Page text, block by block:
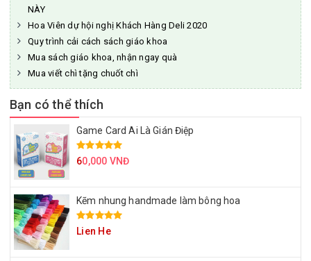
NÀY
Hoa Viên dự hội nghị Khách Hàng Deli 2020
Quy trình cải cách sách giáo khoa
Mua sách giáo khoa, nhận ngay quà
Mua viết chì tặng chuốt chì
Bạn có thể thích
Game Card Ai Là Gián Điệp
60,000 VNĐ
Kẽm nhung handmade làm bông hoa
Lien He